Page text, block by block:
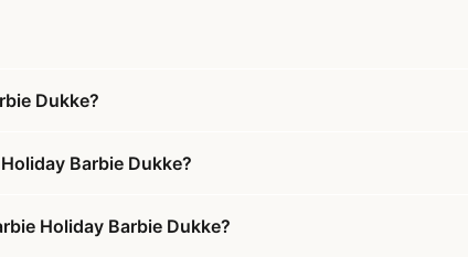
Dukke?
Barbie Dukke?
Holiday Barbie Dukke?